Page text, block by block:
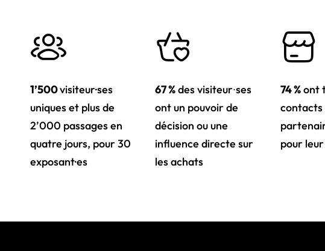
1’500visiteur·ses
uniques et plus de
2’000 passages en
quatre jours, pour 30
exposant·es
67 %des visiteur∙ses
ont un pouvoir de
décision ou une
influence directe sur
les achats
74 %ont
contacts
pour